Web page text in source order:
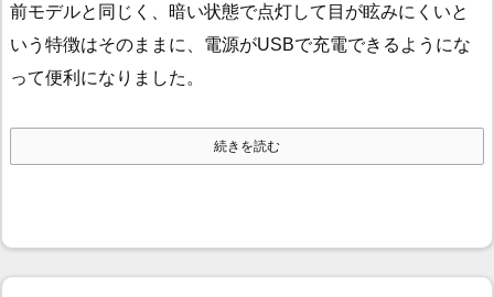
前モデルと同じく、暗い状態で点灯して目が眩みにくいと
いう特徴はそのままに、電源がUSBで充電できるようにな
って便利になりました。
続きを読む